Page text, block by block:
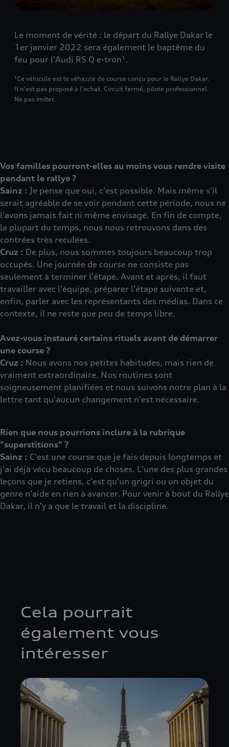
Le moment de vérité : le départ du Rallye Dakar le
1er janvier 2022 sera également le baptême du
feu pour l'Audi RS Q e-tron¹.
¹Ce véhicule est le véhicule de course conçu pour le Rallye Dakar.
Il n'est pas proposé à l'achat. Circuit fermé, pilote professionnel.
Ne pas imiter.
Vos familles pourront-elles au moins vous rendre visite
pendant le rallye ?
Sainz : Je pense que oui, c'est possible. Mais même s'il
serait agréable de se voir pendant cette période, nous ne
l'avons jamais fait ni même envisagé. En fin de compte,
la plupart du temps, nous nous retrouvons dans des
contrées très reculées.
Cruz : De plus, nous sommes toujours beaucoup trop
occupés. Une journée de course ne consiste pas
seulement à terminer l'étape. Avant et après, il faut
travailler avec l'équipe, préparer l'étape suivante et,
enfin, parler avec les représentants des médias. Dans ce
contexte, il ne reste que peu de temps libre.
Avez-vous instauré certains rituels avant de démarrer
une course ?
Cruz : Nous avons nos petites habitudes, mais rien de
vraiment extraordinaire. Nos routines sont
soigneusement planifiées et nous suivons notre plan à la
lettre tant qu'aucun changement n'est nécessaire.
Rien que nous pourrions inclure à la rubrique
"superstitions" ?
Sainz : C'est une course que je fais depuis longtemps et
j'ai déjà vécu beaucoup de choses. L'une des plus grandes
leçons que je retiens, c'est qu'un grigri ou un objet du
genre n'aide en rien à avancer. Pour venir à bout du Rallye
Dakar, il n'y a que le travail et la discipline.
Cela pourrait
également vous
intéresser